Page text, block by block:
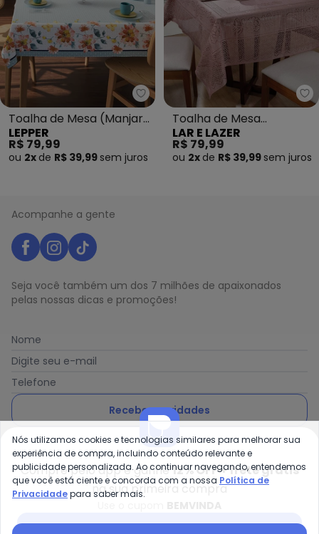
Lepper - Toalha de Mesa
Toalha de Mesa (Manjar
(140x210 Cm))
LEPPER
R$ 79,99
ou 2x de R$ 39,99 sem juros
Toalha de Mesa
Quadrada Rose 150x150
cm
LAR E LAZER
R$ 79,99
ou 2x de R$ 39,99 sem juros
Acompanhe a gente
Seja você também um dos 7 milhões de apaixonados
pelas nossas dicas e promoções!
Nome
Digite seu e-mail
Telefone
Receber novidades
Ao enviar o cadastro, você concorda com a nossa Política
de Privacidade
Posthaus é uma marca da Posthaus Ltda / CNPJ:
Compre pelo app e ganhe12% OFF + frete grátis
na sua primeira compra
Nós utilizamos cookies e tecnologias similares para melhorar sua
experiência de compra, incluindo conteúdo relevante e
publicidade personalizada. Ao continuar navegando, entendemos
que você está ciente e concorda com a nossa Política de
Privacidadepara saber mais.